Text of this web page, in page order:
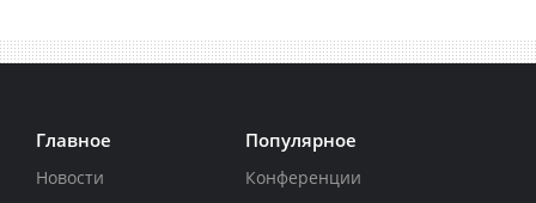
Главное
Новости
Популярное
Конференции